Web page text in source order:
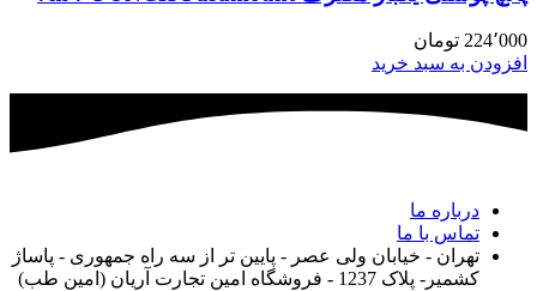
224٬000 تومان
افزودن به سبد خرید
درباره ما
تماس با ما
تهران - خیابان ولی عصر - پایین تر از سه راه جمهوری - پاساژ
کشمیر- پلاک 1237 - فروشگاه امین تجارت آریان (امین طب)